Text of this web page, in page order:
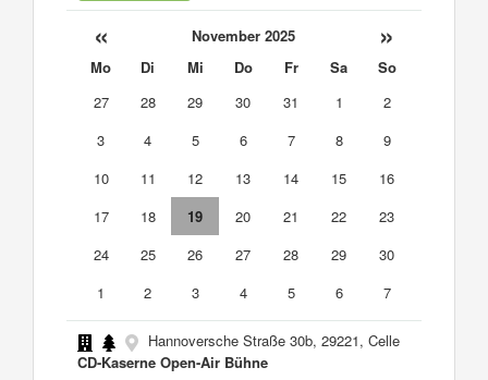
« November 2025 »
Mo Di Mi Do Fr Sa
So
27
28 29 30 31 1
2
3
4 5 6 7 8
9
10
11 12 13 14 15
16
17
18 19 20 21 22
23
24
25 26 27 28 29
30
1
2 3 4 5 6 7
Hannoversche Straße 30b, 29221, Celle
CD-Kaserne Open-Air Bühne